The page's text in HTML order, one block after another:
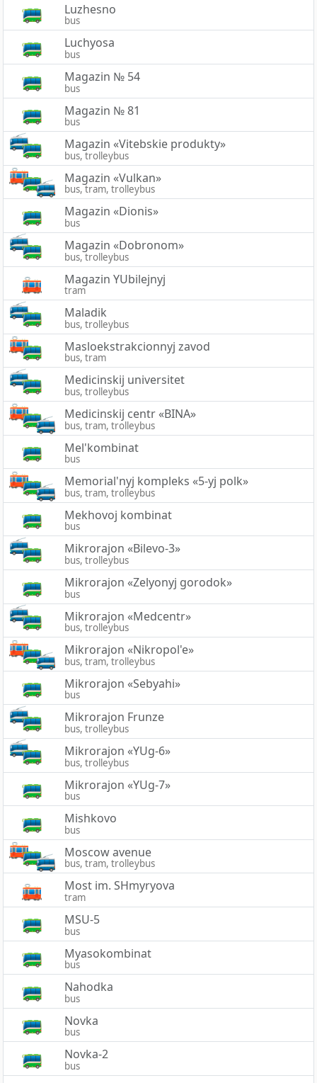
Luzhesno
bus
Luchyosa
bus
Magazin № 54
bus
Magazin № 81
bus
Magazin «Vitebskie produkty»
bus, trolleybus
Magazin «Vulkan»
bus, tram, trolleybus
Magazin «Dionis»
bus
Magazin «Dobronom»
bus, trolleybus
Magazin YUbilejnyj
tram
Maladik
bus, trolleybus
Masloekstrakcionnyj zavod
bus, tram
Medicinskij universitet
bus, trolleybus
Medicinskij centr «BINA»
bus, tram, trolleybus
Mel'kombinat
bus
Memorial'nyj kompleks «5-yj polk»
bus, tram, trolleybus
Mekhovoj kombinat
bus
Mikrorajon «Bilevo-3»
bus, trolleybus
Mikrorajon «Zelyonyj gorodok»
bus
Mikrorajon «Medcentr»
bus, trolleybus
Mikrorajon «Nikropol'e»
bus, tram, trolleybus
Mikrorajon «Sebyahi»
bus
Mikrorajon Frunze
bus, trolleybus
Mikrorajon «YUg-6»
bus, trolleybus
Mikrorajon «YUg-7»
bus
Mishkovo
bus
Moscow avenue
bus, tram, trolleybus
Most im. SHmyryova
tram
MSU-5
bus
Myasokombinat
bus
Nahodka
bus
Novka
bus
Novka-2
bus